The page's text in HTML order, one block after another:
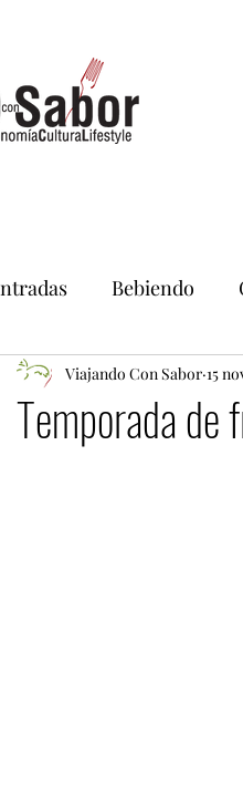
Bebiendo
Temporada
Viajando Con Sabor 15